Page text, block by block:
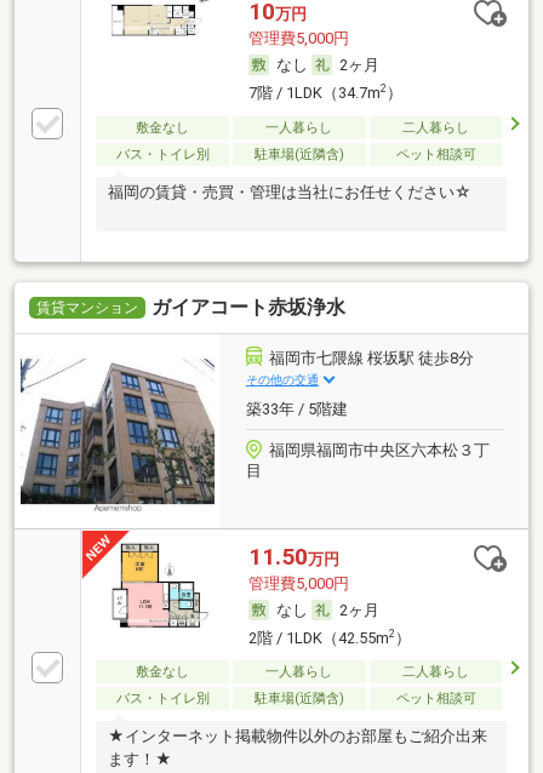
10万円
管理費5,000円
なし
2ヶ月
7階 / 1LDK（34.7m2）
敷金なし 一人暮らし
二人暮らし
バス・トイレ別
駐車場(近隣含) ペット相談可
福岡の賃貸・売買・管理は当社にお任せください☆
賃貸マンション ガイアコート赤坂浄水
福岡市七隈線 桜坂駅 徒歩8分
その他の交通
築33年 / 5階建
福岡県福岡市中央区六本松３丁
目
11.50万円
管理費5,000円
なし
2ヶ月
2階 / 1LDK（42.55m2）
敷金なし 一人暮らし
二人暮らし
バス・トイレ別
駐車場(近隣含) ペット相談可
★インターネット掲載物件以外のお部屋もご紹介出来
ます！★